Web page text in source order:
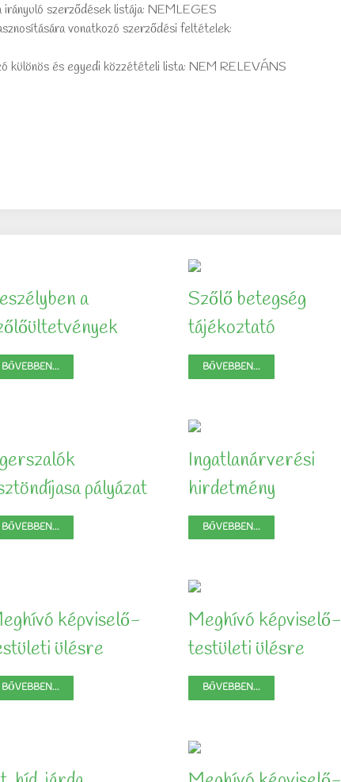
szerződések listája: NEMLEGES
vonatkozó szerződési feltételek:
különös és egyedi közzétételi lista: NEM RELEVÁNS
a
BŐVEBBEN...
Szőlő betegség
tájékoztató
BŐVEBBEN...
pályázat
BŐVEBBEN...
Ingatlanárverési
hirdetmény
BŐVEBBEN...
képviselő-
ülésre
BŐVEBBEN...
Meghívó képviselő-
testületi ülésre
BŐVEBBEN...